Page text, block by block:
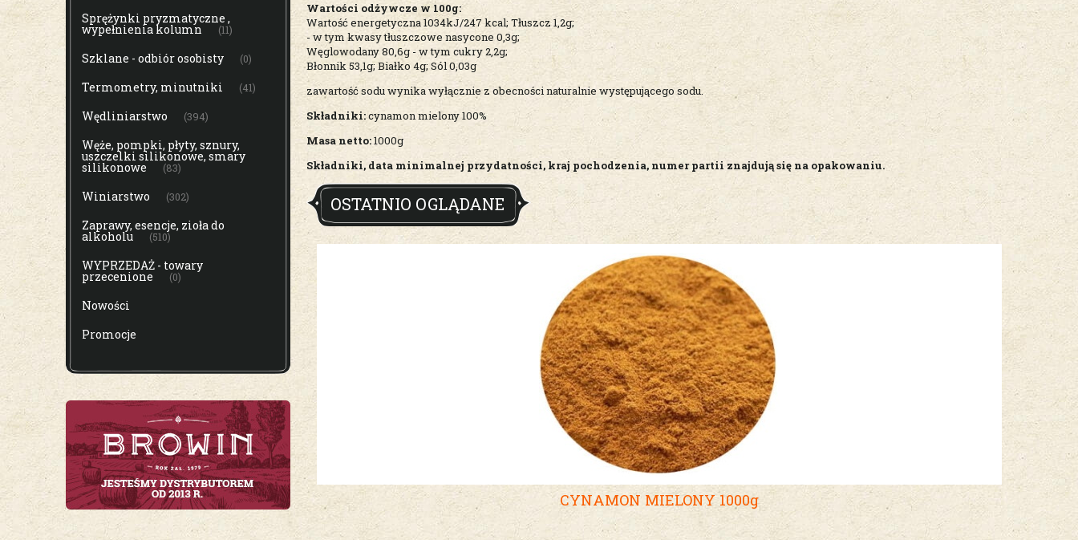
Sprężynki pryzmatyczne ,
wypełnienia kolumn (11)
Szklane - odbiór osobisty (0)
Termometry, minutniki (41)
Wędliniarstwo (394)
Węże, pompki, płyty, sznury,
uszczelki silikonowe, smary
silikonowe (83)
Winiarstwo (302)
Zaprawy, esencje, zioła do
alkoholu (510)
WYPRZEDAŻ - towary
przecenione (0)
Nowości
Promocje
Wartości odżywcze w 100g:
Wartość energetyczna 1034kJ/247 kcal; Tłuszcz 1,2g;
- w tym kwasy tłuszczowe nasycone 0,3g;
Węglowodany 80,6g - w tym cukry 2,2g;
Błonnik 53,1g; Białko 4g; Sól 0,03g
zawartość sodu wynika wyłącznie z obecności naturalnie występującego sodu.
Składniki:cynamon mielony 100%
Masa netto:1000g
Składniki, data minimalnej przydatności, kraj pochodzenia, numer partii znajdują się na opakowaniu.
OSTATNIO OGLĄDANE
CYNAMON MIELONY 1000g